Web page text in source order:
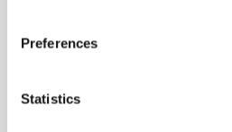
Preferences
Statistics